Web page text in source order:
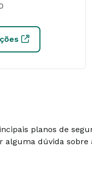
planos de
alguma dúvida sobre